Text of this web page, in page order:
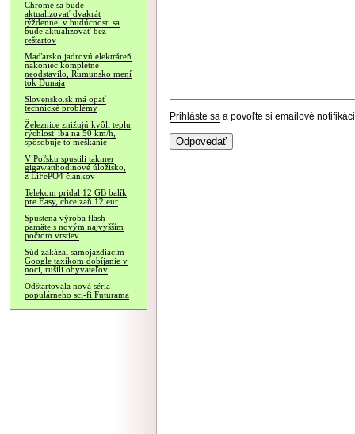
Chrome sa bude
aktualizovať dvakrát
týždenne, v budúcnosti sa
bude aktualizovať bez
reštartov
Maďarsko jadrovú elektráreň
nakoniec kompletne
neodstavilo, Rumunsko mení
tok Dunaja
Slovensko.sk má opäť
technické problémy
Železnice znižujú kvôli teplu
rýchlosť iba na 50 km/h,
spôsobuje to meškanie
V Poľsku spustili takmer
gigawatthodinové úložisko,
z LiFePO4 článkov
Telekom pridal 12 GB balík
pre Easy, chce zaň 12 eur
Spustená výroba flash
pamäte s novým najvyšším
počtom vrstiev
Súd zakázal samojazdiacim
Google taxíkom dobíjanie v
noci, rušili obyvateľov
Odštartovala nová séria
populárneho sci-fi Futurama
Prihláste sa a povoľte si emailové